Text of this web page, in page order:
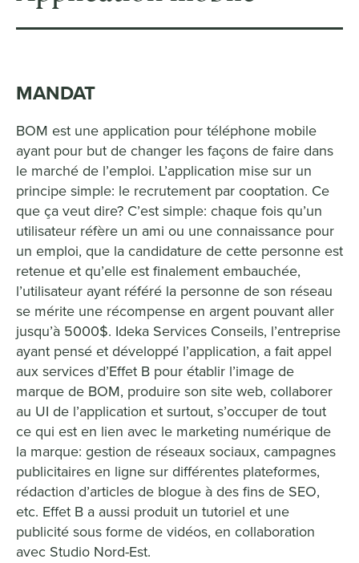
MANDAT
BOM est une application pour téléphone mobile
ayant pour but de changer les façons de faire dans
le marché de l’emploi. L’application mise sur un
principe simple: le recrutement par cooptation. Ce
que ça veut dire? C’est simple: chaque fois qu’un
utilisateur réfère un ami ou une connaissance pour
un emploi, que la candidature de cette personne est
retenue et qu’elle est finalement embauchée,
l’utilisateur ayant référé la personne de son réseau
se mérite une récompense en argent pouvant aller
jusqu’à 5000$. Ideka Services Conseils, l’entreprise
ayant pensé et développé l’application, a fait appel
aux services d’Effet B pour établir l’image de
marque de BOM, produire son site web, collaborer
au UI de l’application et surtout, s’occuper de tout
ce qui est en lien avec le marketing numérique de
la marque: gestion de réseaux sociaux, campagnes
publicitaires en ligne sur différentes plateformes,
rédaction d’articles de blogue à des fins de SEO,
etc. Effet B a aussi produit un tutoriel et une
publicité sous forme de vidéos, en collaboration
avec Studio Nord-Est.